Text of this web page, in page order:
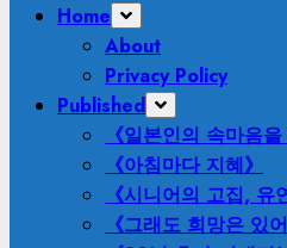
PrimaryHome
About
Privacy Policy
Published
《일본인의 속마음을
《아침마다 지혜》
《시니어의 고집, 유
《그래도 희망은 있